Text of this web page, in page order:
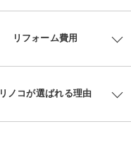
リフォーム費用
リノコが選ばれる理由